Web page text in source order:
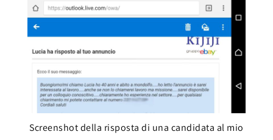
Screenshot della risposta di una candidata al mio